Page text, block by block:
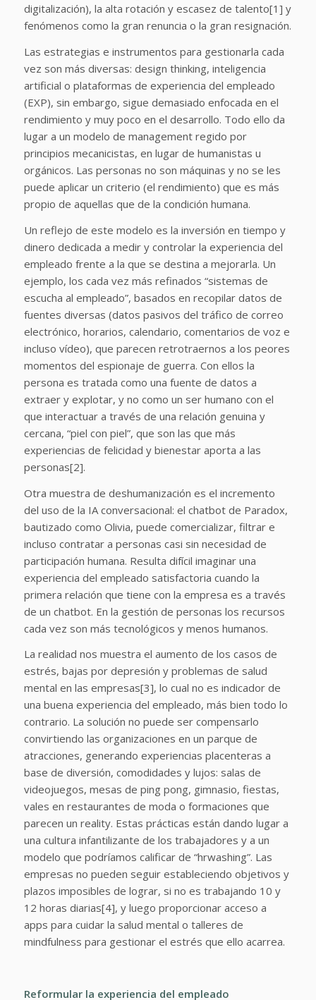
digitalización), la alta rotación y escasez de talento[1] y
fenómenos como la gran renuncia o la gran resignación.
Las estrategias e instrumentos para gestionarla cada
vez son más diversas: design thinking, inteligencia
artificial o plataformas de experiencia del empleado
(EXP), sin embargo, sigue demasiado enfocada en el
rendimiento y muy poco en el desarrollo. Todo ello da
lugar a un modelo de management regido por
principios mecanicistas, en lugar de humanistas u
orgánicos. Las personas no son máquinas y no se les
puede aplicar un criterio (el rendimiento) que es más
propio de aquellas que de la condición humana.
Un reflejo de este modelo es la inversión en tiempo y
dinero dedicada a medir y controlar la experiencia del
empleado frente a la que se destina a mejorarla. Un
ejemplo, los cada vez más refinados “sistemas de
escucha al empleado”, basados en recopilar datos de
fuentes diversas (datos pasivos del tráfico de correo
electrónico, horarios, calendario, comentarios de voz e
incluso vídeo), que parecen retrotraernos a los peores
momentos del espionaje de guerra. Con ellos la
persona es tratada como una fuente de datos a
extraer y explotar, y no como un ser humano con el
que interactuar a través de una relación genuina y
cercana, “piel con piel”, que son las que más
experiencias de felicidad y bienestar aporta a las
personas[2].
Otra muestra de deshumanización es el incremento
del uso de la IA conversacional: el chatbot de Paradox,
bautizado como Olivia, puede comercializar, filtrar e
incluso contratar a personas casi sin necesidad de
participación humana. Resulta difícil imaginar una
experiencia del empleado satisfactoria cuando la
primera relación que tiene con la empresa es a través
de un chatbot. En la gestión de personas los recursos
cada vez son más tecnológicos y menos humanos.
La realidad nos muestra el aumento de los casos de
estrés, bajas por depresión y problemas de salud
mental en las empresas[3], lo cual no es indicador de
una buena experiencia del empleado, más bien todo lo
contrario. La solución no puede ser compensarlo
convirtiendo las organizaciones en un parque de
atracciones, generando experiencias placenteras a
base de diversión, comodidades y lujos: salas de
videojuegos, mesas de ping pong, gimnasio, fiestas,
vales en restaurantes de moda o formaciones que
parecen un reality. Estas prácticas están dando lugar a
una cultura infantilizante de los trabajadores y a un
modelo que podríamos calificar de “hrwashing”. Las
empresas no pueden seguir estableciendo objetivos y
plazos imposibles de lograr, si no es trabajando 10 y
12 horas diarias[4], y luego proporcionar acceso a
apps para cuidar la salud mental o talleres de
mindfulness para gestionar el estrés que ello acarrea.
Reformular la experiencia del empleado